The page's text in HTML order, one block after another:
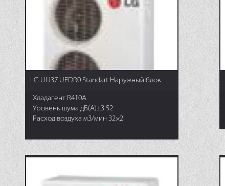
LG UU37 UEDR0 Standart Наружный блок
Хладагент R410A
Уровень шума дБ(А)±3 52
Расход воздуха м3/мин 32×2